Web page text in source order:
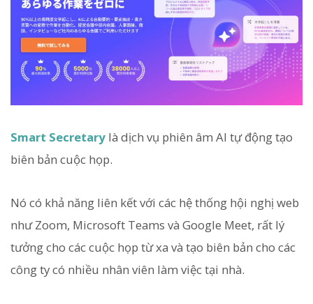
Smart Secretary là dịch vụ phiên âm AI tự động tạo
biên bản cuộc họp.
Nó có khả năng liên kết với các hệ thống hội nghị web
như Zoom, Microsoft Teams và Google Meet, rất lý
tưởng cho các cuộc họp từ xa và tạo biên bản cho các
công ty có nhiều nhân viên làm việc tại nhà.